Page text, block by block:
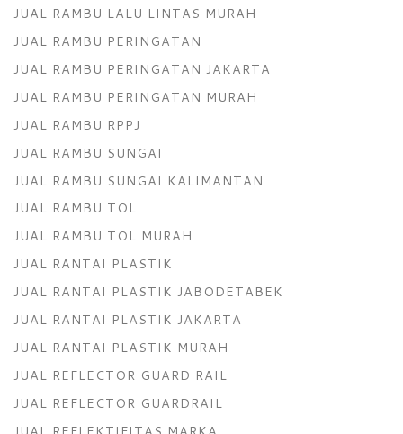
JUAL RAMBU LALU LINTAS MURAH
JUAL RAMBU PERINGATAN
JUAL RAMBU PERINGATAN JAKARTA
JUAL RAMBU PERINGATAN MURAH
JUAL RAMBU RPPJ
JUAL RAMBU SUNGAI
JUAL RAMBU SUNGAI KALIMANTAN
JUAL RAMBU TOL
JUAL RAMBU TOL MURAH
JUAL RANTAI PLASTIK
JUAL RANTAI PLASTIK JABODETABEK
JUAL RANTAI PLASTIK JAKARTA
JUAL RANTAI PLASTIK MURAH
JUAL REFLECTOR GUARD RAIL
JUAL REFLECTOR GUARDRAIL